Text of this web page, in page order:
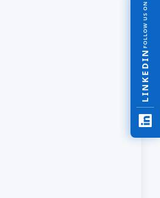
FOLLOW US ON
LINKEDIN